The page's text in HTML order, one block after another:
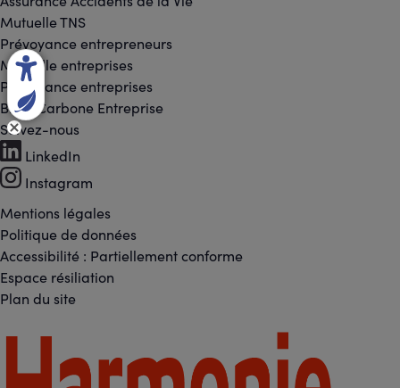
Mutuelle TNS
Prévoyance entrepreneurs
Mutuelle entreprises
Prévoyance entreprises
Bilan Carbone Entreprise
Footer
-
Réseaux
sociaux
Suivez-nous
LinkedIn
Instagram
Footer
-
Liens
légaux
Mentions légales
Politique de données
Accessibilité : Partiellement conforme
Espace résiliation
Plan du site
Footer